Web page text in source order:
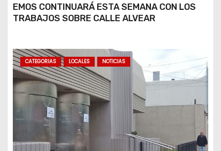
EMOS CONTINUARÁ ESTA SEMANA CON LOS
TRABAJOS SOBRE CALLE ALVEAR
CATEGORIAS LOCALES NOTICIAS